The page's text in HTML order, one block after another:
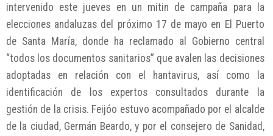
intervenido este jueves en un mitin de campaña para la
elecciones andaluzas del próximo 17 de mayo en El Puerto
de Santa María, donde ha reclamado al Gobierno central
“todos los documentos sanitarios” que avalen las decisiones
adoptadas en relación con el hantavirus, así como la
identificación de los expertos consultados durante la
gestión de la crisis. Feijóo estuvo acompañado por el alcalde
de la ciudad, Germán Beardo, y por el consejero de Sanidad,